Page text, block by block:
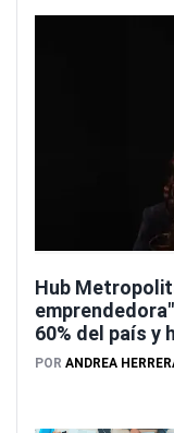
Hub
60% del país y
POR ANDREA